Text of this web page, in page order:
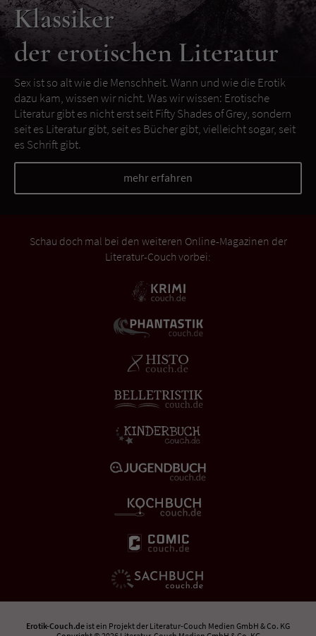
Klassiker
der erotischen Literatur
Sex ist so alt wie die Menschheit. Wann und wie die Erotik
dazu kam, wissen wir nicht. Was wir wissen: Erotische
Literatur gibt es nicht erst seit Fifty Shades of Grey, sondern
seit es Literatur gibt, seit es Bücher gibt, vielleicht sogar, seit
es Schrift gibt.
mehr erfahren
Schau doch mal bei den weiteren Online-Magazinen der
Literatur-Couch vorbei:
Erotik-Couch.de ist ein Projekt der Literatur-Couch Medien GmbH & Co. KG